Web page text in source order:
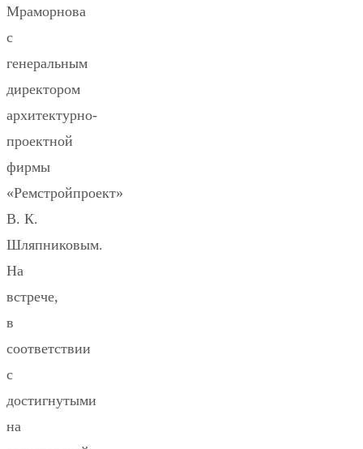
Мраморнова
с
генеральным
директором
архитектурно-
проектной
фирмы
«Ремстройпроект»
В. К.
Шляпниковым.
На
встрече,
в
соответствии
с
достигнутыми
на